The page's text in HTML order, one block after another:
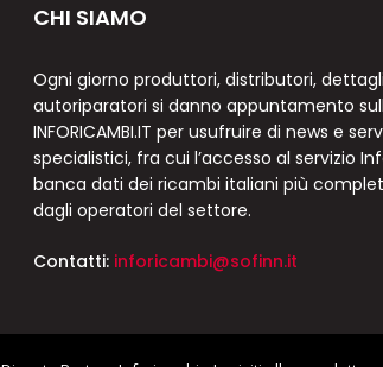
CHI SIAMO
Ogni giorno produttori, distributori,
autoriparatori si danno appuntamento
INFORICAMBI.IT per usufruire di news e
specialistici, fra cui l’accesso al servizio
banca dati dei ricambi italiani più
dagli operatori del settore.
Contatti: inforicambi@sofinn.it